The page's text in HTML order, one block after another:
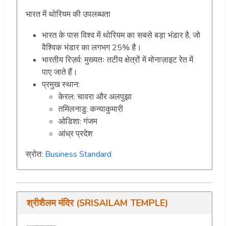
भारत में थोरियम की उपलब्धता
भारत के पास विश्व में थोरियम का सबसे बड़ा भंडार है, जो
वैश्विक भंडार का लगभग 25% है।
भारतीय रिज़र्व: मुख्यतः तटीय क्षेत्रों में मोनाज़ाइट रेत में
पाए जाते हैं।
प्रमुख स्थान:
केरल: चावरा और अलपुझा
तमिलनाडु: कन्याकुमारी
ओडिशा: गंजम
आंध्र प्रदेश
स्रोत: Business Standard
श्रीशैलम मंदिर (SRISAILAM TEMPLE)